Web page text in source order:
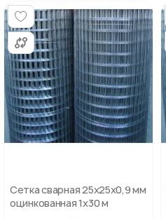
Сетка сварная 25х25х0,9 мм
оцинкованная 1х30 м